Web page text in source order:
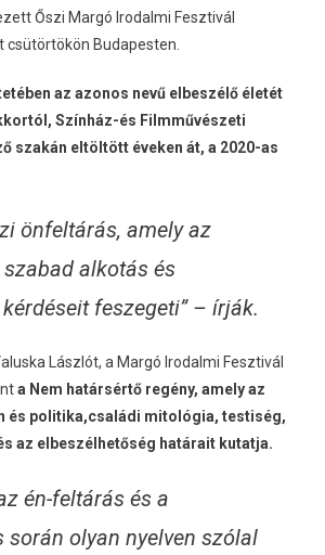
Őszi Margó Irodalmi Fesztivál
Budapesten.
az azonos nevű elbeszélő életét
Színház-és Filmművészeti
szakán eltöltött éveken át, a 2020-as
önfeltárás, amely az
alkotás és
feszegeti” – írják.
Lászlót, a Margó Irodalmi Fesztivál
a Nem határsértő regény, amely az
és politika,családi mitológia, testiség,
az elbeszélhetőség határait kutatja.
én-feltárás és a
során olyan nyelven szólal